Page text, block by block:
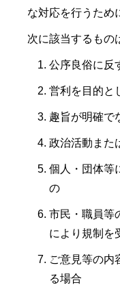
な対応を行うため
次に該当するもの
公序良俗に反
営利を目的と
趣旨が明確で
政治活動また
個人・団体等
の
市民・職員等
により規制を
ご意見等の内
る場合